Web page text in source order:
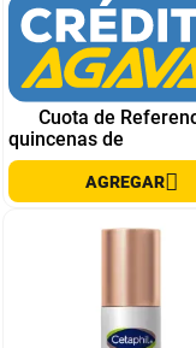
Cuota de
quincenas de
AGREGAR